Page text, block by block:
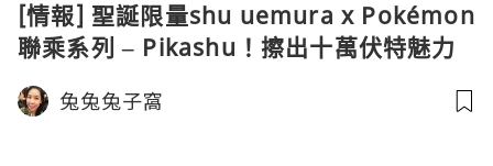
[情報] 聖誕限量shu uemura x Pokémon
聯乘系列 – Pikashu！擦出十萬伏特魅力
兔兔兔子窩